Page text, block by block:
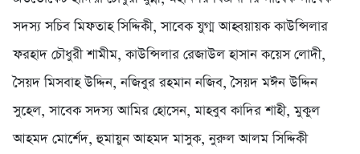
সদস্য সচিব মিফতাহ সিদ্দিকী, সাবেক যুগ্ম আহ্বয়ায়ক কাউন্সিলার
ফরহাদ চৌধুরী শামীম, কাউন্সিলার রেজাউল হাসান কয়েস লোদী,
সৈয়দ মিসবাহ উদ্দিন, নজিবুর রহমান নজিব, সৈয়দ মঈন উদ্দিন
সুহেল, সাবেক সদস্য আমির হোসেন, মাহবুব কাদির শাহী, মুকুল
আহমদ মোর্শেদ, হুমায়ুন আহমদ মাসুক, নুরুল আলম সিদ্দিকী